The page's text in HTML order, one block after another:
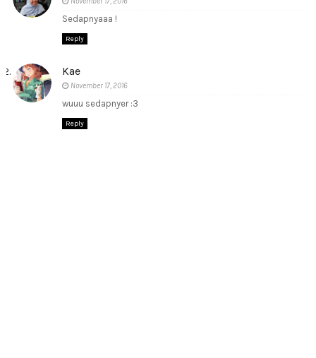
Sedapnyaaa !
Reply
Kae
November 17, 2016
wuuu sedapnyer :3
Reply